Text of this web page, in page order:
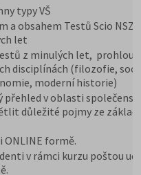
typy VŠ
a obsahem Testů Scio NSZ
let
z minulých let,
disciplínách (filozofie,
moderní historie)
v oblasti
důležité pojmy ze
ONLINE formě.
v rámci kurzu poštou